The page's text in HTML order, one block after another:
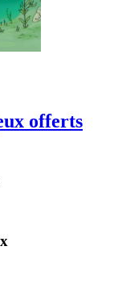
offerts